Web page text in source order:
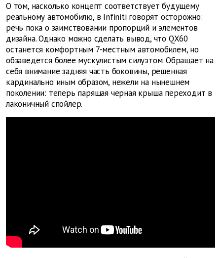
О том, насколько концепт соответствует будущему
реальному автомобилю, в Infiniti говорят осторожно:
речь пока о заимствовании пропорций и элементов
дизайна. Однако можно сделать вывод, что QX60
останется комфортным 7-местным автомобилем, но
обзаведется более мускулистым силуэтом. Обращает на
себя внимание задняя часть боковины, решенная
кардинально иным образом, нежели на нынешнем
поколении: теперь парящая черная крыша переходит в
лаконичный спойлер.